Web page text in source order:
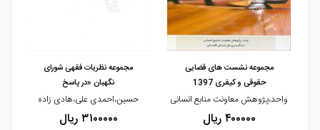
مشاهده و خرید
مجموعه نشست های قضایی
حقوقی و کیفری 1397
واحد،پژوهش معاونت منابع انسانی
۴۰۰۰۰۰ ریال
مجموعه نظریات فقهی شورای
نگهبان «در پاسخ
حسین،احمدی علی،هادی زاده
۳۱۰۰۰۰۰ ریال